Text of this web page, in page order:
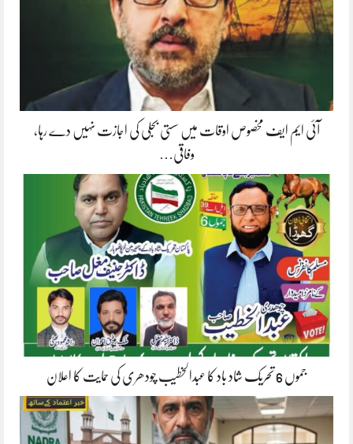
آئی ایم ایف مخصوص اوقات میں سستی بجلی کی اجازت نہیں دے رہا،
وفاقی…
جموں 6 تحریک شاد باد کا عبدالخطیب چودھری کی حمایت کا اعلان